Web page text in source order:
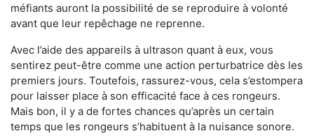
méfiants auront la possibilité de se reproduire à volonté
avant que leur repêchage ne reprenne.
Avec l’aide des appareils à ultrason quant à eux, vous
sentirez peut-être comme une action perturbatrice dès les
premiers jours. Toutefois, rassurez-vous, cela s’estompera
pour laisser place à son efficacité face à ces rongeurs.
Mais bon, il y a de fortes chances qu’après un certain
temps que les rongeurs s’habituent à la nuisance sonore.